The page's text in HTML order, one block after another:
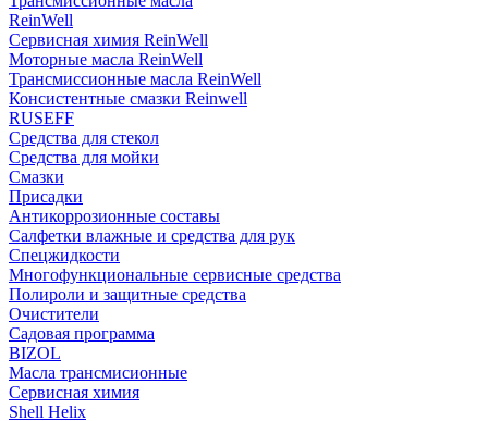
ReinWell
Сервисная химия ReinWell
Моторные масла ReinWell
Трансмиссионные масла ReinWell
Консистентные смазки Reinwell
RUSEFF
Средства для стекол
Средства для мойки
Смазки
Присадки
Антикоррозионные составы
Салфетки влажные и средства для рук
Спецжидкости
Многофункциональные сервисные средства
Полироли и защитные средства
Очистители
Садовая программа
BIZOL
Масла трансмисионные
Сервисная химия
Shell Helix